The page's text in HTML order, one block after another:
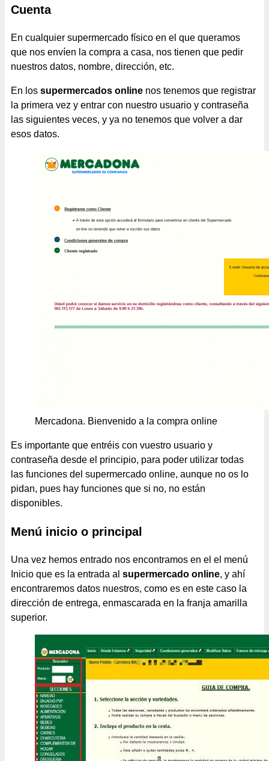
Cuenta
En cualquier supermercado físico en el que queramos
que nos envíen la compra a casa, nos tienen que pedir
nuestros datos, nombre, dirección, etc.
En los supermercados online nos tenemos que registrar
la primera vez y entrar con nuestro usuario y contraseña
las siguientes veces, y ya no tenemos que volver a dar
esos datos.
Mercadona. Bienvenido a la compra online
Es importante que entréis con vuestro usuario y
contraseña desde el principio, para poder utilizar todas
las funciones del supermercado online, aunque no os lo
pidan, pues hay funciones que si no, no están
disponibles.
Menú inicio o principal
Una vez hemos entrado nos encontramos en el el menú
Inicio que es la entrada al supermercado online, y ahí
encontraremos datos nuestros, como es en este caso la
dirección de entrega, enmascarada en la franja amarilla
superior.